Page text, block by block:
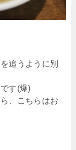
追うように別
す(爆)
、こちらはお